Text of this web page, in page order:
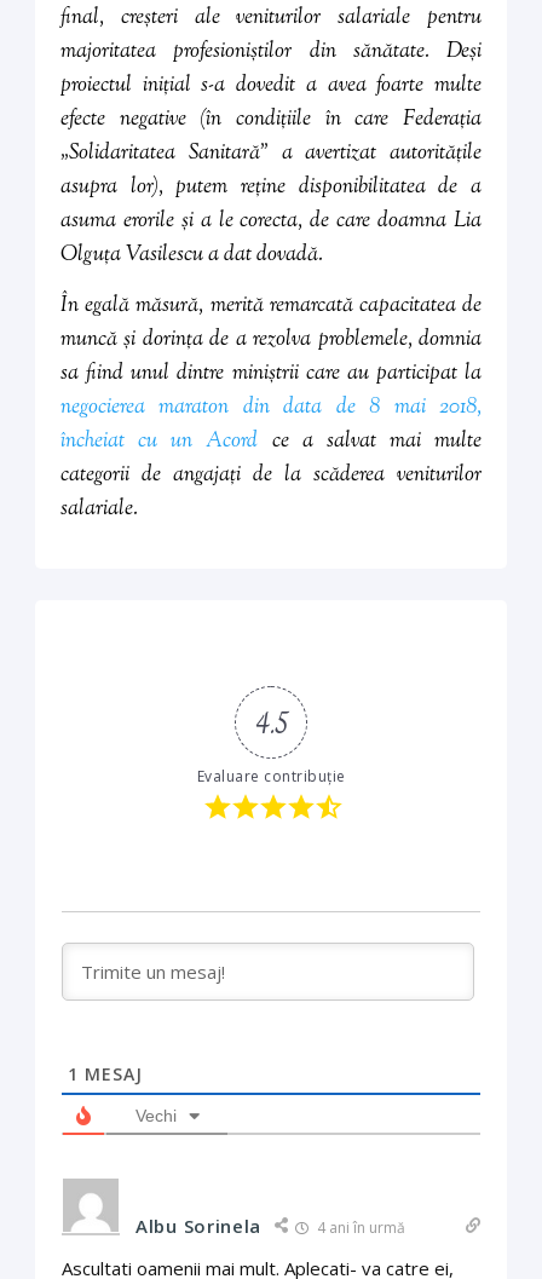
final, creșteri ale veniturilor salariale pentru
majoritatea profesioniștilor din sănătate. Deși
proiectul inițial s-a dovedit a avea foarte multe
efecte negative (în condițiile în care Federația
„Solidaritatea Sanitară” a avertizat autoritățile
asupra lor), putem reține disponibilitatea de a
asuma erorile și a le corecta, de care doamna Lia
Olguța Vasilescu a dat dovadă.
În egală măsură, merită remarcată capacitatea de
muncă și dorința de a rezolva problemele, domnia
sa fiind unul dintre miniștrii care au participat la
negocierea maraton din data de 8 mai 2018,
încheiat cu un Acord ce a salvat mai multe
categorii de angajați de la scăderea veniturilor
salariale.
4.5
Evaluare contribuție
1 MESAJ
Vechi
Albu Sorinela 4 ani în urmă
Ascultati oamenii mai mult. Aplecati- va catre ei,